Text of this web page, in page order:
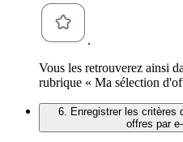
.
Vous les retrouverez ainsi
rubrique « Ma sélection
6. Enregistrer les critères
offres par